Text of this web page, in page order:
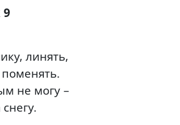
линять,
не могу –